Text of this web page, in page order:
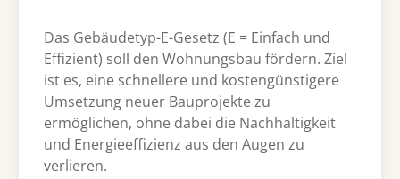
Das Gebäudetyp-E-Gesetz (E = Einfach und
Effizient) soll den Wohnungsbau fördern. Ziel
ist es, eine schnellere und kostengünstigere
Umsetzung neuer Bauprojekte zu
ermöglichen, ohne dabei die Nachhaltigkeit
und Energieeffizienz aus den Augen zu
verlieren.